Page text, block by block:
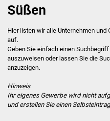
Süßen
Hier listen wir alle Unternehmen
auf.
Geben Sie einfach einen
auszuweisen oder lassen Sie die
anzuzeigen.
Hinweis
Ihr eigenes Gewerbe wird nicht
und erstellen Sie einen